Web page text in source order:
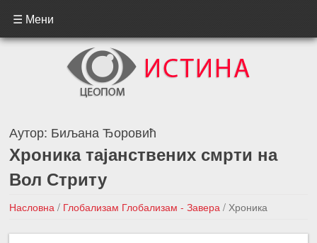
☰ Мени
Аутор: Биљана Ђоровић
Хроника тајанствених смрти на
Вол Стриту
Насловна / Глобализам Глобализам - Завера / Хроника
тајанствених смрти на Вол Стриту